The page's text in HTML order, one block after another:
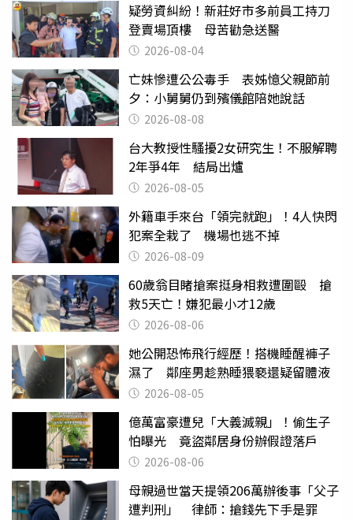
疑勞資糾紛！新莊好市多前員工持刀
登賣場頂樓 母苦勸急送醫
2026-08-04
亡妹慘遭公公毒手 表姊憶父親節前
夕：小舅舅仍到殯儀館陪她說話
2026-08-08
台大教授性騷擾2女研究生！不服解聘
2年爭4年 結局出爐
2026-08-05
外籍車手來台「領完就跑」！4人快閃
犯案全栽了 機場也逃不掉
2026-08-09
60歲翁目睹搶案挺身相救遭圍毆 搶
救5天亡！嫌犯最小才12歲
2026-08-06
她公開恐怖飛行經歷！搭機睡醒褲子
濕了 鄰座男趁熟睡猥褻還疑留體液
2026-08-05
億萬富豪遭兒「大義滅親」！偷生子
怕曝光 竟盜鄰居身份辦假證落戶
2026-08-06
母親過世當天提領206萬辦後事「父子
遭判刑」 律師：搶錢先下手是罪